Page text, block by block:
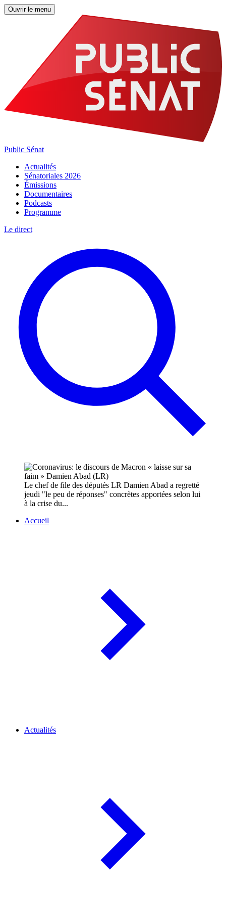
Ouvrir le menu
Public Sénat
Actualités
Sénatoriales 2026
Émissions
Documentaires
Podcasts
Programme
Le direct
Le chef de file des députés LR Damien Abad a regretté
jeudi "le peu de réponses" concrètes apportées selon lui
à la crise du...
Accueil
Actualités